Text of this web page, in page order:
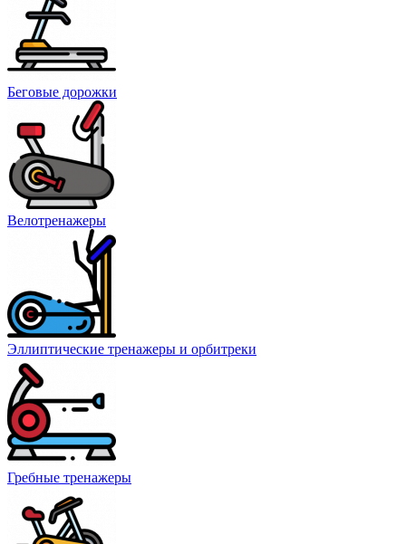
Беговые дорожки
Велотренажеры
Эллиптические тренажеры и орбитреки
Гребные тренажеры